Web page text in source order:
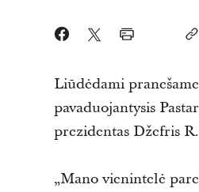
Liūdėdami
pavaduojantysis
prezidentas Džefris
„Mano vienintelė